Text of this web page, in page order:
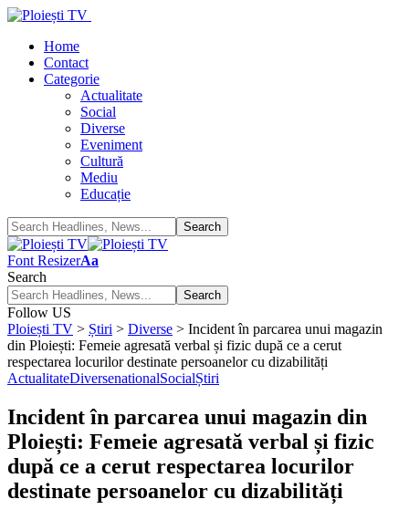
Home
Contact
Categorie
Actualitate
Social
Diverse
Eveniment
Cultură
Mediu
Educație
Font ResizerAa
Search
Follow US
Ploiești TV > Știri > Diverse > Incident în parcarea unui magazin
din Ploiești: Femeie agresată verbal și fizic după ce a cerut
respectarea locurilor destinate persoanelor cu dizabilități
ActualitateDiversenationalSocialȘtiri
Incident în parcarea unui magazin din
Ploiești: Femeie agresată verbal și fizic
după ce a cerut respectarea locurilor
destinate persoanelor cu dizabilități